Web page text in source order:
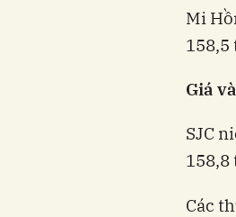
Mi
158,5
Giá
SJC
158,8
Các